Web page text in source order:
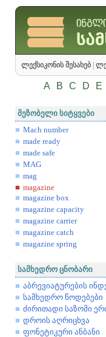
ლექსიკონის შესახებ
A B C D E
მეზობელი სიტყვები
Mach number
made ready
made safe
MAG
mag
magazine
magazine box
magazine capacity
magazine carrier
magazine catch
magazine spring
სამხედრო ცნობარი
აბრევიატურების
სამხედრო წოდებები
ძირითადი საზომი
დროის აღრიცხვა
ფონეტიკური ანბანი